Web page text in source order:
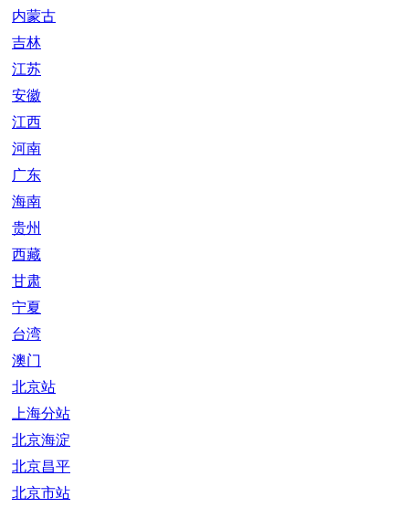
内蒙古
吉林
江苏
安徽
江西
河南
广东
海南
贵州
西藏
甘肃
宁夏
台湾
澳门
北京站
上海分站
北京海淀
北京昌平
北京市站